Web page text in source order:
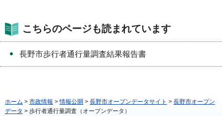
こちらのページも読まれています
長野市歩行者通行量調査結果報告書
ホーム > 市政情報 >情報公開 > 長野市オープンデータサイト > 長野市オープン
データ > 歩行者通行量調査（オープンデータ）